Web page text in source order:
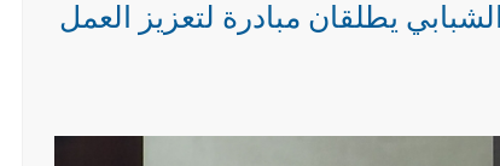
يطلقان مبادرة لتعزيز العمل